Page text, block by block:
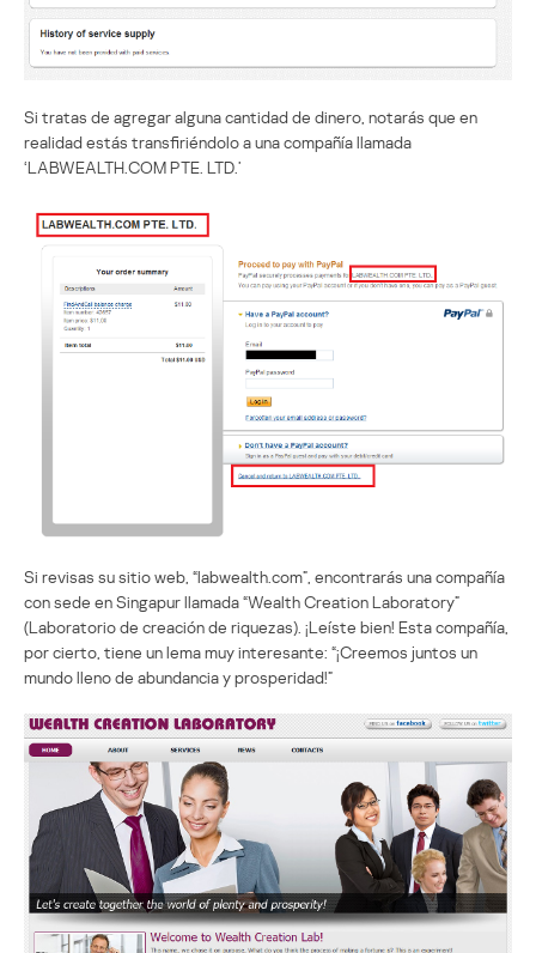
Si tratas de agregar alguna cantidad de dinero, notarás que en
realidad estás transfiriéndolo a una compañía llamada
‘LABWEALTH.COM PTE. LTD.’
Si revisas su sitio web, “labwealth.com”, encontrarás una compañía
con sede en Singapur llamada “Wealth Creation Laboratory”
(Laboratorio de creación de riquezas). ¡Leíste bien! Esta compañía,
por cierto, tiene un lema muy interesante: “¡Creemos juntos un
mundo lleno de abundancia y prosperidad!”